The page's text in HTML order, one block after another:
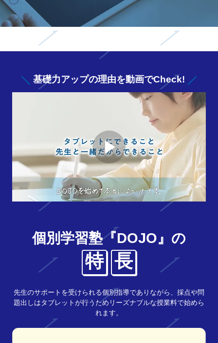
基礎力アップの理由を動画でCheck!
個別学習塾『DOJO』の
特 長
先生のサポートを受けられる個別指導でありながら、採点や問
題出しはタブレットが行うためリーズナブルな授業料で始めら
れます。